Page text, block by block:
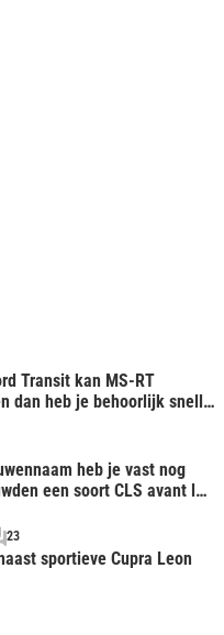
Transit kan MS-RT
dan heb je behoorlijk snelle
heb je vast nog
een soort CLS avant la
23
sportieve Cupra Leon